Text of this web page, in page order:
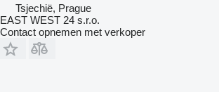
Tsjechië, Prague
EAST WEST 24 s.r.o.
Contact opnemen met verkoper